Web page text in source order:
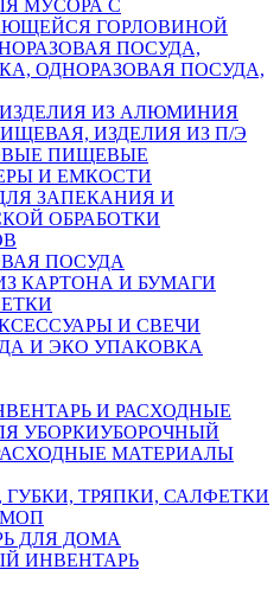
МУСОРА С
ГОРЛОВИНОЙ
ПОСУДА,
ОДНОРАЗОВАЯ ПОСУДА,
ИЗ АЛЮМИНИЯ
ИЗДЕЛИЯ ИЗ П/Э
ПИЩЕВЫЕ
И ЕМКОСТИ
ЗАПЕКАНИЯ И
ОБРАБОТКИ
ПОСУДА
КАРТОНА И БУМАГИ
И СВЕЧИ
И ЭКО УПАКОВКА
И РАСХОДНЫЕ
УБОРКИУБОРОЧНЫЙ
МАТЕРИАЛЫ
ТРЯПКИ, САЛФЕТКИ
ДЛЯ ДОМА
ИНВЕНТАРЬ